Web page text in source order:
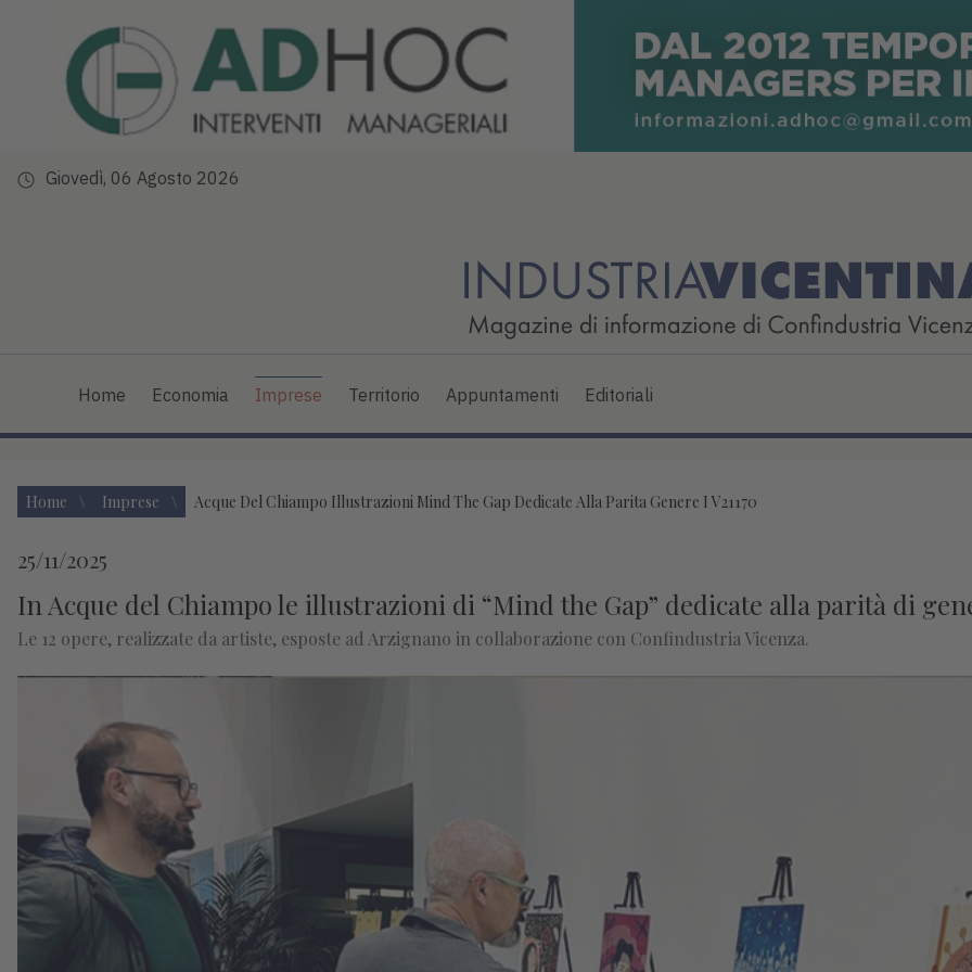
Giovedì, 06 Agosto 2026
Home Economia Imprese Territorio Appuntamenti Editoriali
Home Imprese Acque Del Chiampo Illustrazioni Mind The Gap Dedicate Alla Parita Genere I V21170
25/11/2025
In Acque del Chiampo le illustrazioni di “Mind the Gap” dedicate alla parità di
Le 12 opere, realizzate da artiste, esposte ad Arzignano in collaborazione con Confindustria Vicenza.